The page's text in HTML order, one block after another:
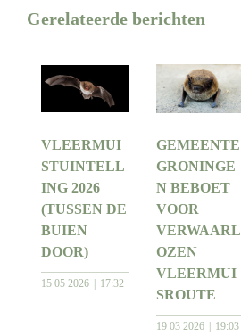
Gerelateerde berichten
VLEERMUI
STUINTELL
ING 2026
(TUSSEN DE
BUIEN
DOOR)
15 05 2026 17:32
GEMEENTE
GRONINGE
N BEBOET
VOOR
VERWAARL
OZEN
VLEERMUI
SROUTE
19 03 2026 19:03